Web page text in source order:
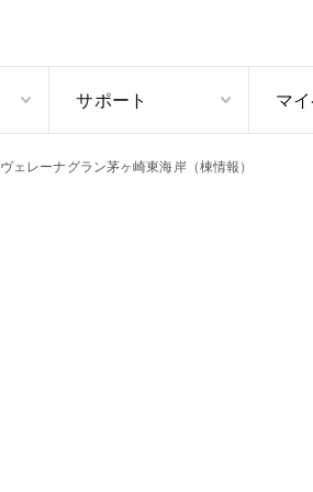
サポート マ
ヴェレーナグラン茅ヶ崎東海岸（棟情報）